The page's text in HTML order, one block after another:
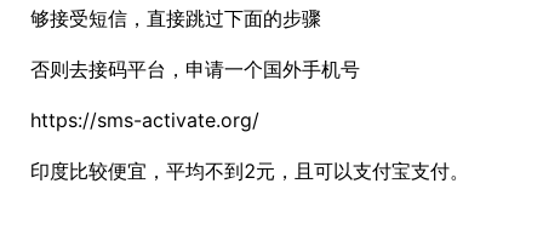
够接受短信，直接跳过下面的步骤
否则去接码平台，申请一个国外手机号
https://sms-activate.org/
印度比较便宜，平均不到2元，且可以支付宝支付。